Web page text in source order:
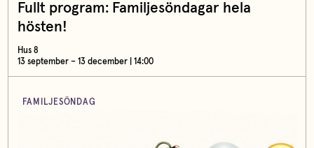
Fullt program: Familjesöndagar hela
hösten!
Hus 8
13 september – 13 december | 14:00
FAMILJESÖNDAG